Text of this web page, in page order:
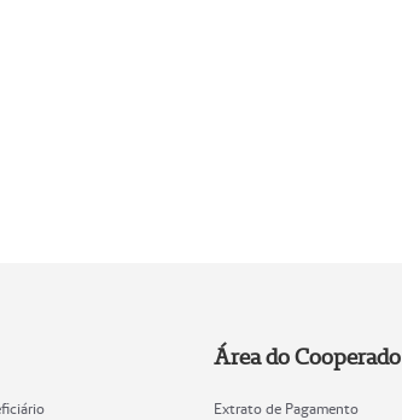
Área do Cooperado
Extrato de Pagamento